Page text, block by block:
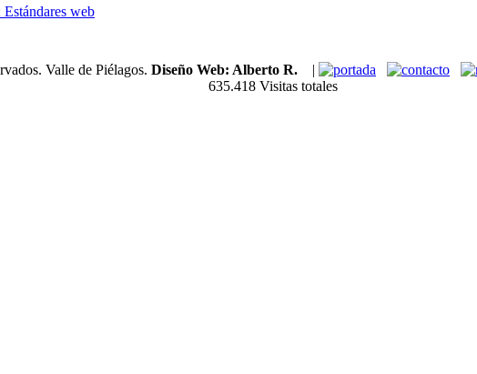
Estándares web
Valle de Piélagos. Diseño Web: Alberto R. |
635.418 Visitas totales